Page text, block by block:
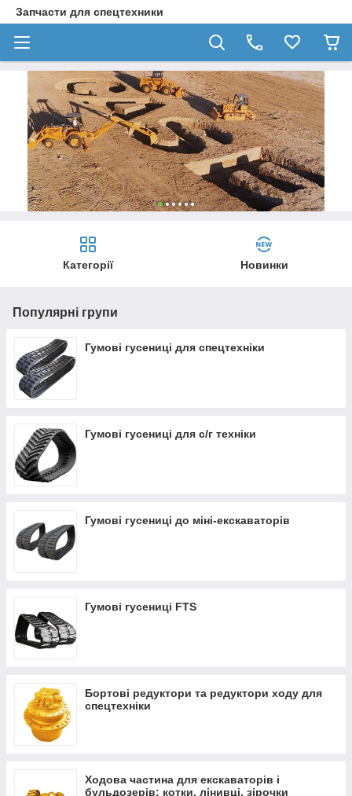
Запчасти для спецтехники
Категорії Новинки
Популярні групи
Гумові гусениці для спецтехніки
Гумові гусениці для с/г техніки
Гумові гусениці до міні-екскаваторів
Гумові гусениці FTS
Бортові редуктори та редуктори ходу для
спецтехніки
Ходова частина для екскаваторів і
бульдозерів: котки, лінивці, зірочки